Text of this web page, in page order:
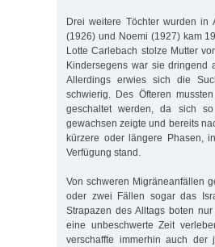
Drei weitere Töchter wurden in
(1926) und Noemi (1927) kam
Lotte Carlebach stolze Mutter
Kindersegens war sie dringend
Allerdings erwies sich die
schwierig. Des Öfteren
geschaltet werden, da sich
gewachsen zeigte und bereits
kürzere oder längere Phasen,
Verfügung stand.
Von schweren Migräneanfällen
oder zwei Fällen sogar das
Strapazen des Alltags boten
eine unbeschwerte Zeit
verschaffte immerhin auch